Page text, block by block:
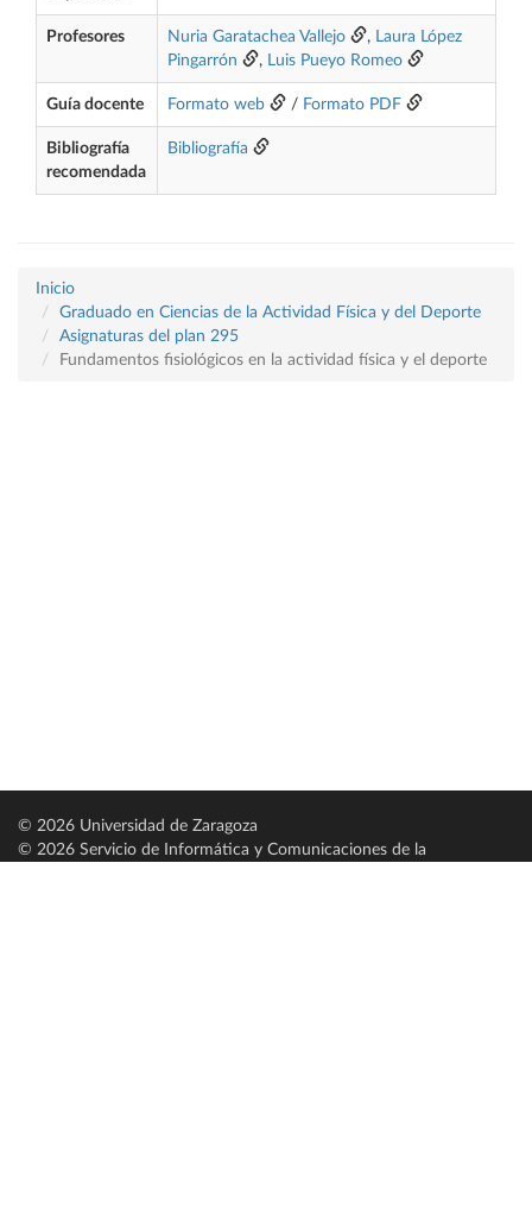
Profesores Nuria Garatachea Vallejo , Laura López
Pingarrón
, Luis Pueyo Romeo
Guía docente Formato web / Formato PDF
Bibliografía
recomendada
Bibliografía
Inicio
Graduado en Ciencias de la Actividad Física y del Deporte
Asignaturas del plan 295
Fundamentos fisiológicos en la actividad física y el deporte
© 2026 Universidad de Zaragoza
© 2026 Servicio de Informática y Comunicaciones de la